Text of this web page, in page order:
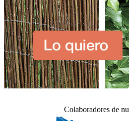
Colaboradores de